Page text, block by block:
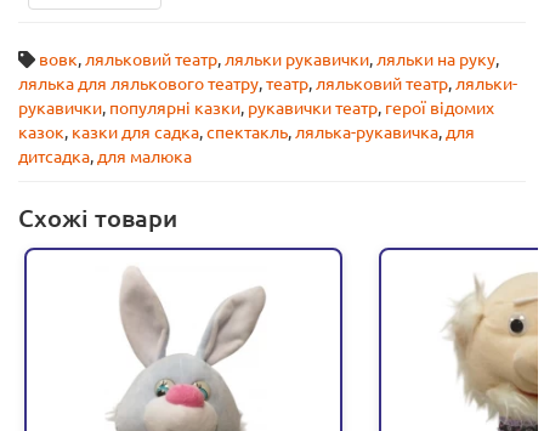
вовк,ляльковий театр,ляльки рукавички,ляльки на руку,
лялька для лялькового театру,театр,ляльковий театр,ляльки-
рукавички, популярні казки, рукавички театр, герої відомих
казок, казки для садка,спектакль,лялька-рукавичка, для
дитсадка, для малюка
Схожі товари